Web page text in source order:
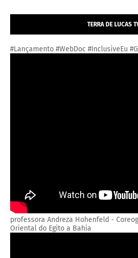
TERRA DE LUCAS
#Lançamento #WebDoc #InclusiveEu
professora Andreza Hohenfeld -
Oriental do Egito a Bahia